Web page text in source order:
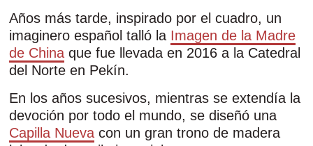
Años más tarde, inspirado por el cuadro, un
imaginero español talló la Imagen de la Madre
de China que fue llevada en 2016 a la Catedral
del Norte en Pekín.
En los años sucesivos, mientras se extendía la
devoción por todo el mundo, se diseñó una
Capilla Nueva con un gran trono de madera